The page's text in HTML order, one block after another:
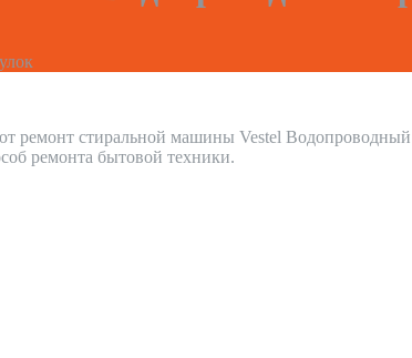
ремонт стиральной машины Vestel
ремонта бытовой техники.